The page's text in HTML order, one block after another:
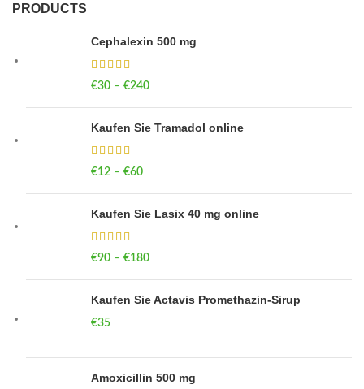
PRODUCTS
Cephalexin 500 mg
€30 – €240
Kaufen Sie Tramadol online
€12 – €60
Kaufen Sie Lasix 40 mg online
€90 – €180
Kaufen Sie Actavis Promethazin-Sirup
€35
Amoxicillin 500 mg